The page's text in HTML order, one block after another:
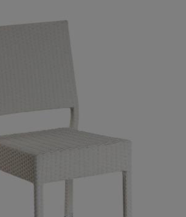
eingeschränkt.
Freiheit, Dankbarkeit und Glück
ihre Adern. Das schlichte
geschickt mit jeglichem anderen
und geht nie aus der Mode.
zu sechs Stühle hoch stapeln
für Ihren Gastroalltag
davon nicht genug! Für die
wir gesorgt, indem wir ihn
gemacht haben. Also